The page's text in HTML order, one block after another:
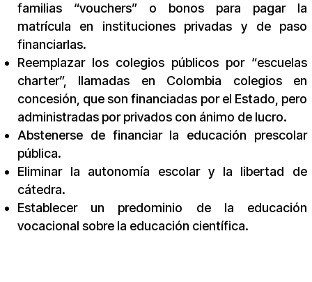
familias “vouchers” o bonos para pagar la
matrícula en instituciones privadas y de paso
financiarlas.
Reemplazar los colegios públicos por “escuelas
charter”, llamadas en Colombia colegios en
concesión, que son financiadas por el Estado, pero
administradas por privados con ánimo de lucro.
Abstenerse de financiar la educación prescolar
pública.
Eliminar la autonomía escolar y la libertad de
cátedra.
Establecer un predominio de la educación
vocacional sobre la educación científica.